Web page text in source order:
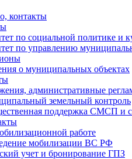
контакты
по социальной политике и
по управлению
о муниципальных объектах
административные
земельный контроль
поддержка СМСП и
работе
мобилизации ВС РФ
учет и бронирование ГПЗ